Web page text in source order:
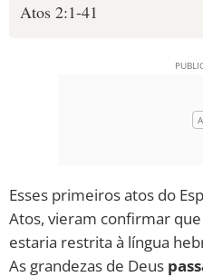
Atos 2:1-41
Esses primeiros atos do
Atos, vieram confirmar que
estaria restrita à língua
As grandezas de Deus